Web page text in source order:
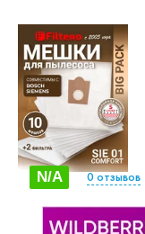
N/A 0отзывов